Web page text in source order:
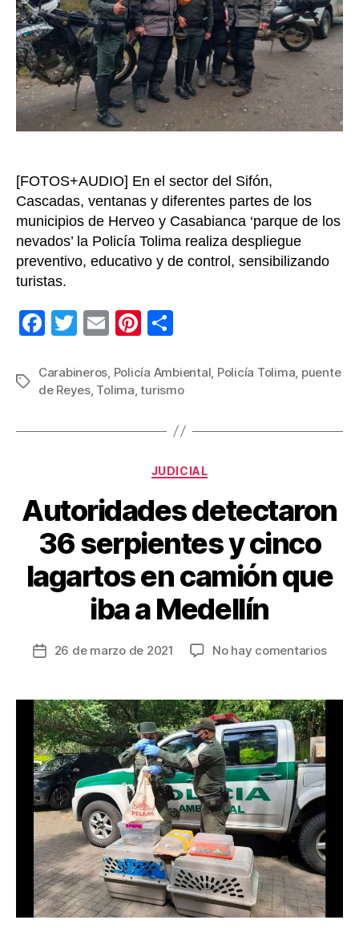
este
de
Reyes
[FOTOS+AUDIO] En el sector del Sifón,
Cascadas, ventanas y diferentes partes de los
municipios de Herveo y Casabianca ‘parque de los
nevados’ la Policía Tolima realiza despliegue
preventivo, educativo y de control, sensibilizando
turistas.
F
c
e
b
k
T
tt
er
E
ail
Pi
er
e
st
m
p
ar
Etiquetas
Carabineros Policía Ambiental Policía Tolima puente
de Reyes, Tolima ,turismo
Categorías
JUDICIAL
Autoridades detectaron
36 serpientes y cinco
lagartos en camión que
iba a Medellín
Fecha
entrada
26 de marzo de 2021 No hay comentariosen
36
y
cinco
en
iba
a